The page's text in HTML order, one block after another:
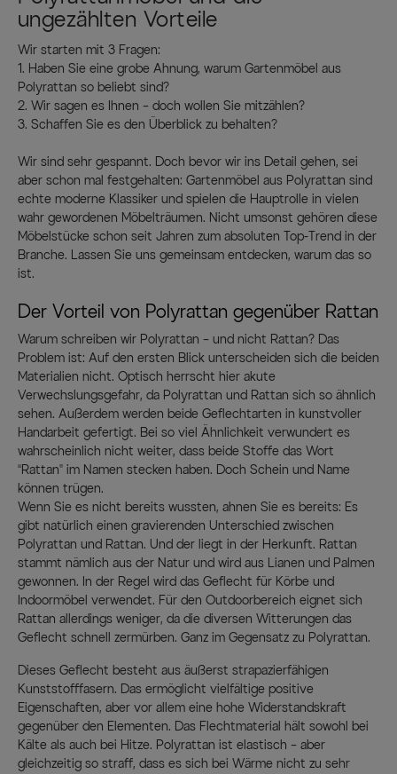
ungezählten Vorteile
Wir starten mit 3 Fragen:
1. Haben Sie eine grobe Ahnung, warum Gartenmöbel aus
Polyrattan so beliebt sind?
2. Wir sagen es Ihnen – doch wollen Sie mitzählen?
3. Schaffen Sie es den Überblick zu behalten?
Wir sind sehr gespannt. Doch bevor wir ins Detail gehen, sei
aber schon mal festgehalten: Gartenmöbel aus Polyrattan sind
echte moderne Klassiker und spielen die Hauptrolle in vielen
wahr gewordenen Möbelträumen. Nicht umsonst gehören diese
Möbelstücke schon seit Jahren zum absoluten Top-Trend in der
Branche. Lassen Sie uns gemeinsam entdecken, warum das so
ist.
Der Vorteil von Polyrattan gegenüber Rattan
Warum schreiben wir Polyrattan – und nicht Rattan? Das
Problem ist: Auf den ersten Blick unterscheiden sich die beiden
Materialien nicht. Optisch herrscht hier akute
Verwechslungsgefahr, da Polyrattan und Rattan sich so ähnlich
sehen. Außerdem werden beide Geflechtarten in kunstvoller
Handarbeit gefertigt. Bei so viel Ähnlichkeit verwundert es
wahrscheinlich nicht weiter, dass beide Stoffe das Wort
“Rattan” im Namen stecken haben. Doch Schein und Name
können trügen.
Wenn Sie es nicht bereits wussten, ahnen Sie es bereits: Es
gibt natürlich einen gravierenden Unterschied zwischen
Polyrattan und Rattan. Und der liegt in der Herkunft. Rattan
stammt nämlich aus der Natur und wird aus Lianen und Palmen
gewonnen. In der Regel wird das Geflecht für Körbe und
Indoormöbel verwendet. Für den Outdoorbereich eignet sich
Rattan allerdings weniger, da die diversen Witterungen das
Geflecht schnell zermürben. Ganz im Gegensatz zu Polyrattan.
Dieses Geflecht besteht aus äußerst strapazierfähigen
Kunststofffasern. Das ermöglicht vielfältige positive
Eigenschaften, aber vor allem eine hohe Widerstandskraft
gegenüber den Elementen. Das Flechtmaterial hält sowohl bei
Kälte als auch bei Hitze. Polyrattan ist elastisch – aber
gleichzeitig so straff, dass es sich bei Wärme nicht zu sehr